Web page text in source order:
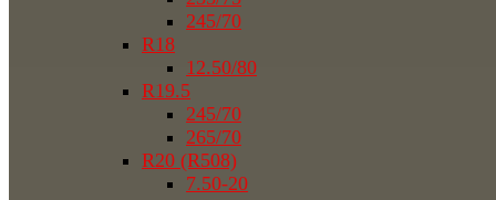
245/70
R18
12.50/80
R19.5
245/70
265/70
R20 (R508)
7.50-20